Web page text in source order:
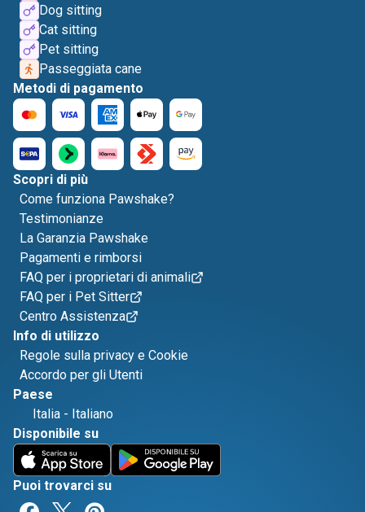
Dog sitting
Cat sitting
Pet sitting
Passeggiata cane
Metodi di pagamento
Scopri di più
Come funziona Pawshake?
Testimonianze
La Garanzia Pawshake
Pagamenti e rimborsi
FAQ per i proprietari di animali
FAQ per i Pet Sitter
Centro Assistenza
Info di utilizzo
Regole sulla privacy e Cookie
Accordo per gli Utenti
Paese
Italia - Italiano
Disponibile su
Puoi trovarci su